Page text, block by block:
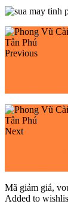
Previous
Next
Mã giảm giá,
Added to